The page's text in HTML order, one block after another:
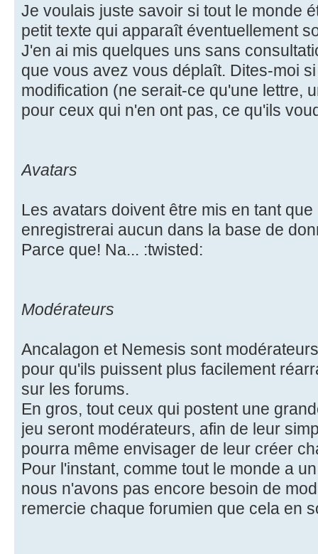
Je voulais juste savoir si tout le monde
petit texte qui apparaît éventuellement
J'en ai mis quelques uns sans
que vous avez vous déplaît. Dites-moi
modification (ne serait-ce qu'une lettre,
pour ceux qui n'en ont pas, ce qu'ils
Avatars
Les avatars doivent être mis en tant
enregistrerai aucun dans la base de
Parce que! Na... :twisted:
Modérateurs
Ancalagon et Nemesis sont
pour qu'ils puissent plus facilement
sur les forums.
En gros, tout ceux qui postent une
jeu seront modérateurs, afin de leur
pourra même envisager de leur créer
Pour l'instant, comme tout le monde a
nous n'avons pas encore besoin de
remercie chaque forumien que cela en